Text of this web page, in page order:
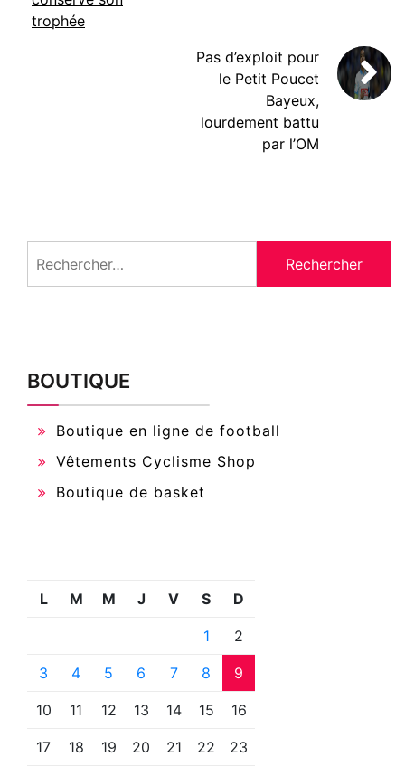
trophée
Pas d’exploit pour
le Petit Poucet
Bayeux,
lourdement battu
par l’OM
BOUTIQUE
Boutique en ligne de football
Vêtements Cyclisme Shop
Boutique de basket
L M M J V S D
1 2
3 4 5 6 7 8 9
10 11 12 13 14 15 16
17 18 19 20 21 22 23